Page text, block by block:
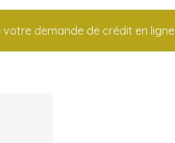
votre demande de crédit en ligne